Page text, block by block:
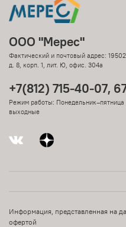
ООО "Мерес"
Фактический и почтовый адрес:
д. 8, корп. 1, лит. Ю, офис. 304а
+7(812) 715-40-07,
Режим работы:
выходные
Информация, представленная на
офертой